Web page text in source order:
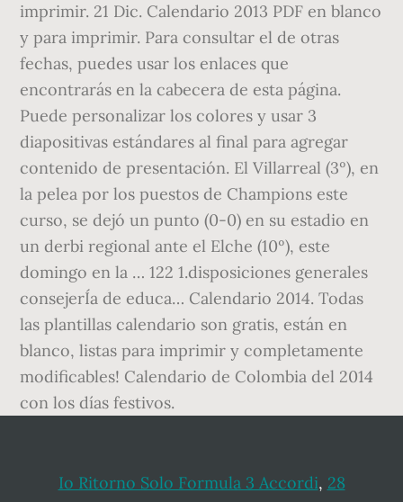
imprimir. 21 Dic. Calendario 2013 PDF en blanco
y para imprimir. Para consultar el de otras
fechas, puedes usar los enlaces que
encontrarás en la cabecera de esta página.
Puede personalizar los colores y usar 3
diapositivas estándares al final para agregar
contenido de presentación. El Villarreal (3º), en
la pelea por los puestos de Champions este
curso, se dejó un punto (0-0) en su estadio en
un derbi regional ante el Elche (10º), este
domingo en la … 122 1.disposiciones generales
consejerÍa de educa… Calendario 2014. Todas
las plantillas calendario son gratis, están en
blanco, listas para imprimir y completamente
modificables! Calendario de Colombia del 2014
con los días festivos.
Io Ritorno Solo Formula 3 Accordi, 28